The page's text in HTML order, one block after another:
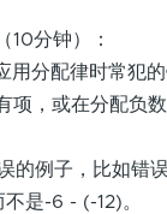
10分钟）：
用分配律时常犯
项，或在分配负
的例子，比如错
是-6 - (-12)。